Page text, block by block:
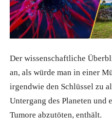
Der wissenschaftliche
an, als würde man in einer
irgendwie den Schlüssel zu
Untergang des Planeten
Tumore abzutöten, enthält.